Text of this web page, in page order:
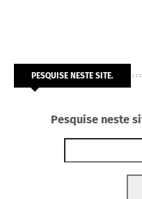
PESQUISE NESTE SITE.
Pesquise neste